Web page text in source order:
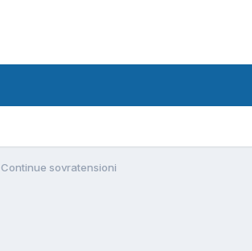
Continue sovratensioni